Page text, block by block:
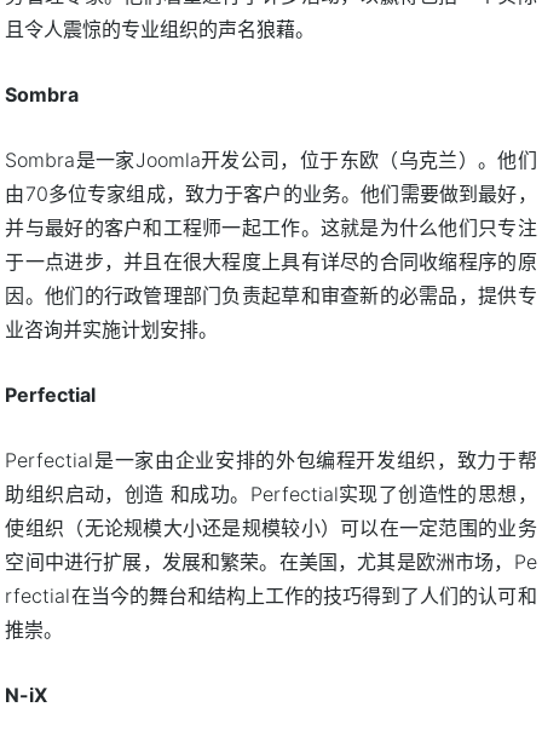
且令人震惊的专业组织的声名狼藉。
Sombra
Sombra是一家Joomla开发公司，位于东欧（乌克兰）。他们
由70多位专家组成，致力于客户的业务。他们需要做到最好，
并与最好的客户和工程师一起工作。这就是为什么他们只专注
于一点进步，并且在很大程度上具有详尽的合同收缩程序的原
因。他们的行政管理部门负责起草和审查新的必需品，提供专
业咨询并实施计划安排。
Perfectial
Perfectial是一家由企业安排的外包编程开发组织，致力于帮
助组织启动，创造 和成功。Perfectial实现了创造性的思想，
使组织（无论规模大小还是规模较小）可以在一定范围的业务
空间中进行扩展，发展和繁荣。在美国，尤其是欧洲市场，Pe
rfectial在当今的舞台和结构上工作的技巧得到了人们的认可和
推崇。
N-iX